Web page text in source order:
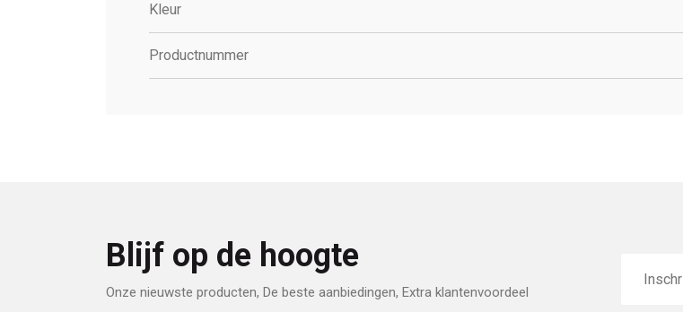
Kleur
Productnummer
Blijf op de hoogte
Onze nieuwste producten, De beste aanbiedingen, Extra klantenvoordeel
mailadres